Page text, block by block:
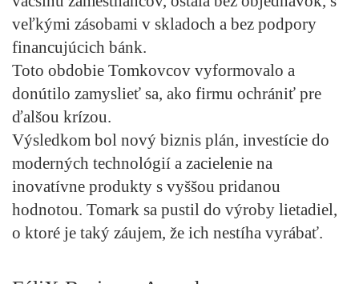
veľkými zásobami v skladoch a bez podpory
financujúcich bánk.
Toto obdobie Tomkovcov vyformovalo a
donútilo zamyslieť sa, ako firmu ochrániť pre
ďalšou krízou.
Výsledkom bol nový biznis plán, investície do
moderných technológií a zacielenie na
inovatívne produkty s vyššou pridanou
hodnotou. Tomark sa pustil do výroby lietadiel,
o ktoré je taký záujem, že ich nestíha vyrábať.